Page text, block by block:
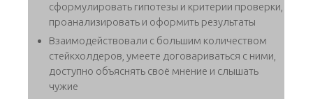
сформулировать гипотезы и критерии проверки,
проанализировать и оформить результаты
Взаимодействовали с большим количеством
стейкхолдеров, умеете договариваться с ними,
доступно объяснять своё мнение и слышать
чужие